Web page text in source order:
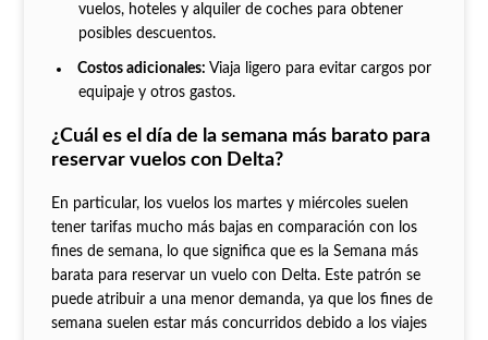
vuelos, hoteles y alquiler de coches para obtener
posibles descuentos.
Costos adicionales: Viaja ligero para evitar cargos por
equipaje y otros gastos.
¿Cuál es el día de la semana más barato para
reservar vuelos con Delta?
En particular, los vuelos los martes y miércoles suelen
tener tarifas mucho más bajas en comparación con los
fines de semana, lo que significa que es la Semana más
barata para reservar un vuelo con Delta. Este patrón se
puede atribuir a una menor demanda, ya que los fines de
semana suelen estar más concurridos debido a los viajes